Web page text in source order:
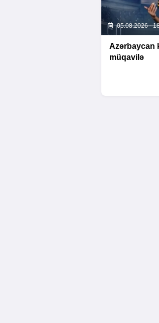
05.08.2026 -
Azərbaycan
müqavilə